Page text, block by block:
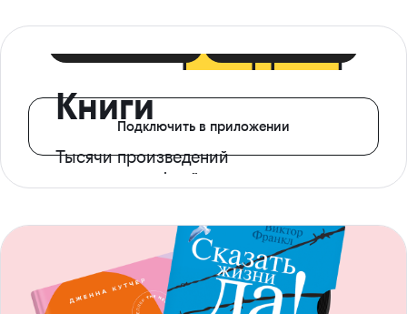
Книги
Тысячи произведений
с доступом офлайн
Подключить в приложении